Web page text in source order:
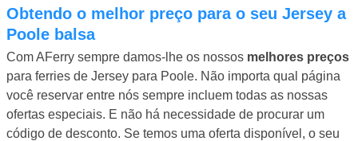
Obtendo o melhor preço para o seu Jersey a
Poole balsa
Com AFerry sempre damos-lhe os nossos melhores preços
para ferries de Jersey para Poole. Não importa qual página
você reservar entre nós sempre incluem todas as nossas
ofertas especiais. E não há necessidade de procurar um
código de desconto. Se temos uma oferta disponível, o seu